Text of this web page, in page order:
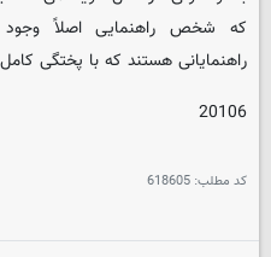
که شخص راهنمایی اصلاً وجود
راهنمایانی هستند که با پختگی
20106
کد مطلب: 618605